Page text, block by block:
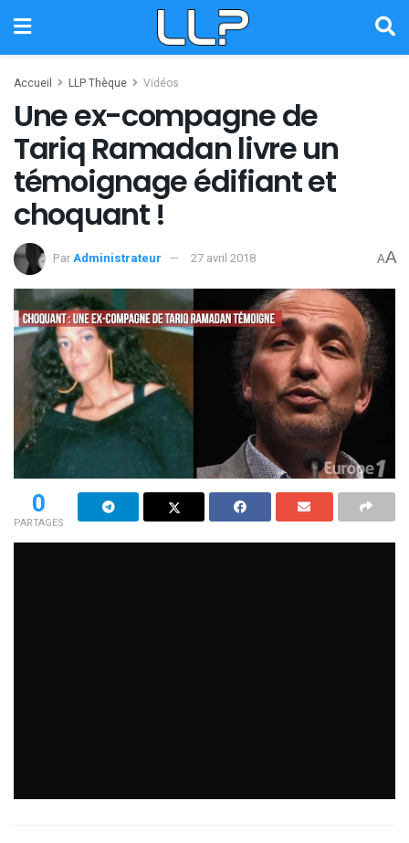
Accueil LLP Thèque Vidéos
Une ex-compagne de
Tariq Ramadan livre un
témoignage édifiant et
choquant !
ParAdministrateur 27 avril 2018 AA
0
PARTAGES